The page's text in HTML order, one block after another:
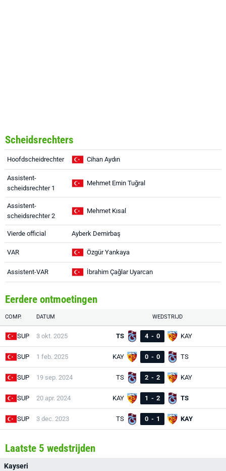
Scheidsrechters
Hoofdscheidrechter Cihan Aydın
Assistent-
scheidsrechter 1
Mehmet Emin Tuğral
Assistent-
scheidsrechter 2
Mehmet Kısal
Vierde official Ayberk Demirbaş
VAR Özgür Yankaya
Assistent-VAR İbrahim Çağlar Uyarcan
Eerdere ontmoetingen
COMP. DATUM WEDSTRIJD
SUP 3 okt. 2025 TS 4 - 0 KAY
SUP 1 feb. 2025 KAY 0 - 0 TS
SUP 19 sep. 2024 TS 2 - 2 KAY
SUP 20 apr. 2024 KAY 1 - 2 TS
SUP 3 dec. 2023 TS 0 - 1 KAY
Laatste 5 wedstrijden
Kayseri